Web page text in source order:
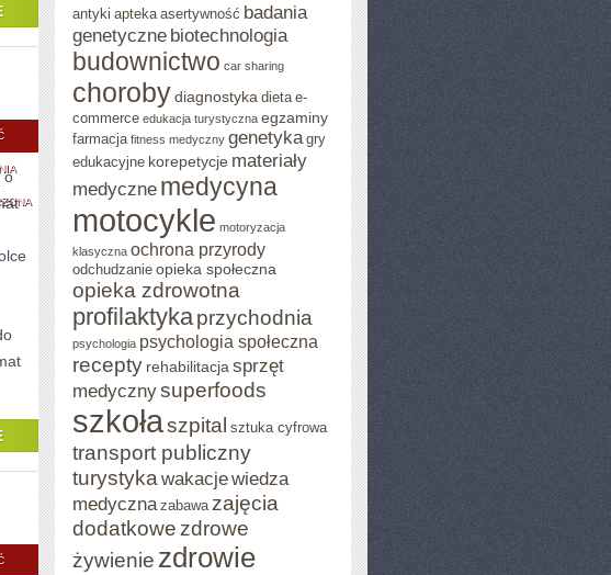
MODENA
o
antyki apteka asertywność badania
genetyczne biotechnologia
budownictwo car sharing
chorobydiagnostyka dieta e-
commerce edukacja turystyczna egzaminy
farmacja fitness medyczny genetyka gry
edukacyjne korepetycje materiały
medyczne medycyna
motocykle motoryzacja
klasyczna ochrona przyrody
odchudzanie opieka społeczna
opieka zdrowotna
profilaktykaprzychodnia
psychologia psychologia społeczna
recepty rehabilitacja sprzęt
medycznysuperfoods
szkołaszpital sztuka cyfrowa
transport publiczny
turystyka wakacjewiedza
medyczna zabawa zajęcia
dodatkowe zdrowe
żywienie zdrowie